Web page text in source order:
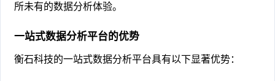
所未有的数据分析体验。
一站式数据分析平台的优势
衡石科技的一站式数据分析平台具有以下显著优势：